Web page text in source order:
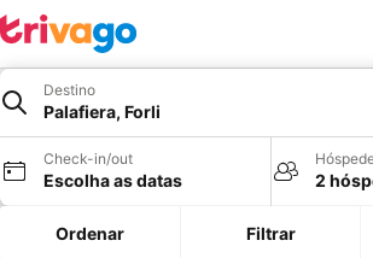
Destino
Palafiera, Forli
Check-in/out
Escolha as datas 2
Ordenar Filtrar